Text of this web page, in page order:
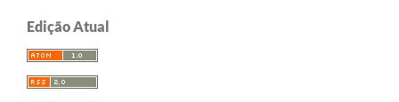
Edição Atual